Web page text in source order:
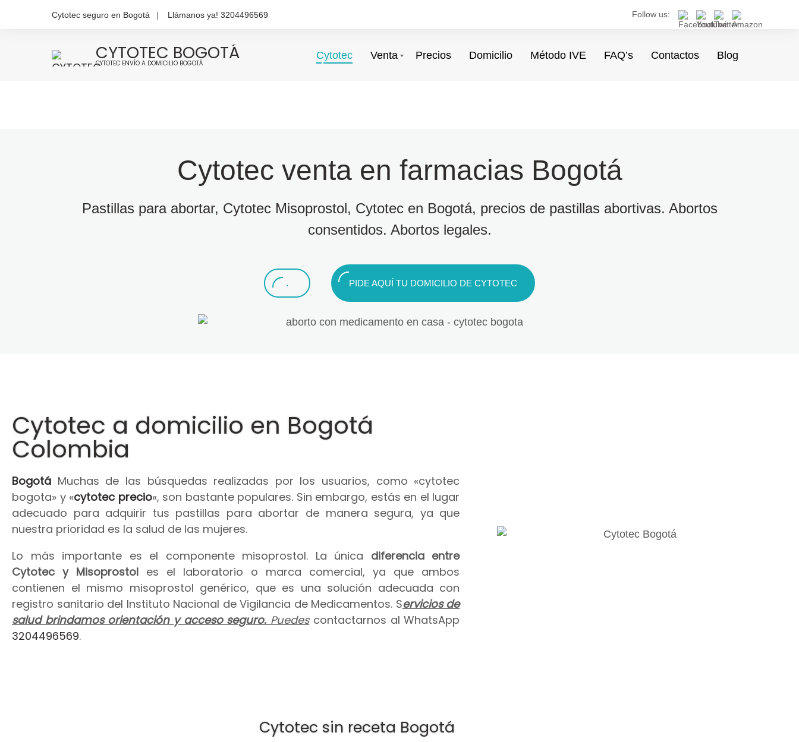
Cytotec seguro en Bogotá Llámanos ya! 3204496569 Follow us:
CYTOTEC BOGOTÁ
CYTOTEC ENVÍO A DOMICILIO BOGOTÁ
Cytotec Venta Precios Domicilio Método IVE FAQ’s Contactos Blog
Cytotec venta en farmacias Bogotá
Pastillas para abortar, Cytotec Misoprostol, Cytotec en Bogotá, precios de pastillas abortivas. Abortos
consentidos. Abortos legales.
. PIDE AQUÍ TU DOMICILIO DE CYTOTEC
Cytotec a domicilio en Bogotá
Colombia
Bogotá Muchas de las búsquedas realizadas por los usuarios, como «cytotec
bogota» y «cytotec precio«, son bastante populares. Sin embargo, estás en el lugar
adecuado para adquirir tus pastillas para abortar de manera segura, ya que
nuestra prioridad es la salud de las mujeres.
Lo más importante es el componente misoprostol. La única diferencia entre
Cytotec y Misoprostol es el laboratorio o marca comercial, ya que ambos
contienen el mismo misoprostol genérico, que es una solución adecuada con
registro sanitario del Instituto Nacional de Vigilancia de Medicamentos. Servicios de
salud brindamos orientación y acceso seguro. Puedescontactarnos al WhatsApp
3204496569.
Cytotec sin receta Bogotá